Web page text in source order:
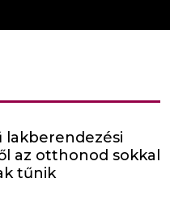
lakberendezési
az otthonod sokkal
tűnik